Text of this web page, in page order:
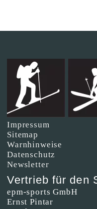
Impressum
Sitemap
Warnhinweise
Datenschutz
Newsletter
Vertrieb für den
epm-sports GmbH
Ernst Pintar